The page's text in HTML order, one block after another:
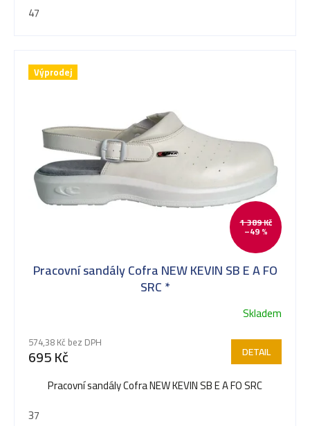
47
Výprodej
1 389 Kč
–49 %
Pracovní sandály Cofra NEW KEVIN SB E A FO
SRC *
Skladem
574,38 Kč bez DPH
695 Kč DETAIL
Pracovní sandály Cofra NEW KEVIN SB E A FO SRC
37